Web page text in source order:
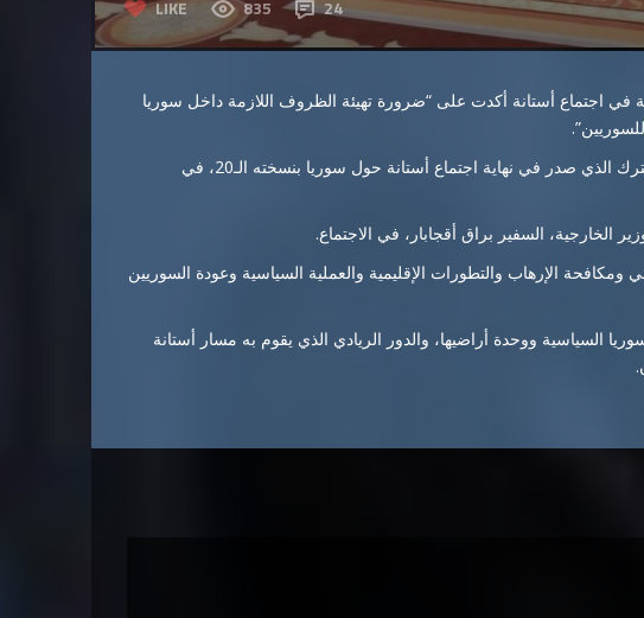
LIKE 835 24
في اجتماع أستانة أكدت على “ضرورة تهيئة الظروف اللازمة داخل سوريا
جاء ذلك في بيان نشرته عقب البيان الختامي المشترك الذي صدر في نهاية اجتماع أستانة حول سوريا بنسخته الـ20، في
الخارجية، السفير براق أقجابار، في الاجتماع.
ومكافحة الإرهاب والتطورات الإقليمية والعملية السياسية وعودة السوريين
السياسية ووحدة أراضيها، والدور الريادي الذي يقوم به مسار أستانة